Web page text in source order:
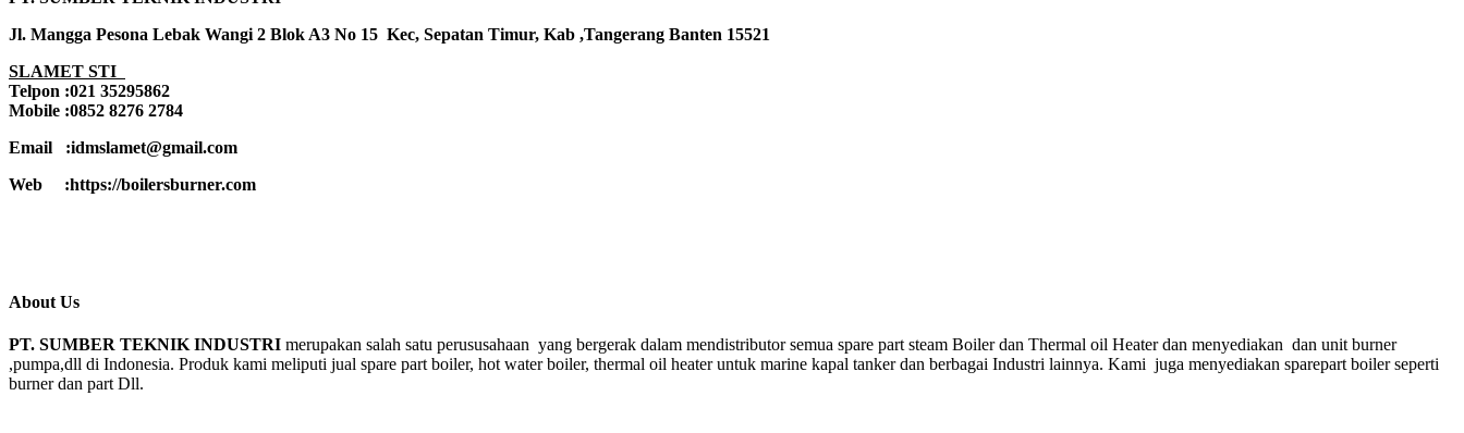
Jl. Mangga Pesona Lebak Wangi 2 Blok A3 No 15 Kec, Sepatan Timur, Kab ,Tangerang Banten 15521
SLAMET STI
Telpon :021 35295862
Mobile :0852 8276 2784
Email :idmslamet@gmail.com
Web :https://boilersburner.com
About Us
PT. SUMBER TEKNIK INDUSTRI merupakan salah satu perususahaan yang bergerak dalam mendistributor semua spare part steam Boiler dan Thermal oil Heater dan menyediakan dan unit burner
,pumpa,dll di Indonesia. Produk kami meliputi jual spare part boiler, hot water boiler, thermal oil heater untuk marine kapal tanker dan berbagai Industri lainnya. Kami juga menyediakan sparepart boiler seperti
burner dan part Dll.